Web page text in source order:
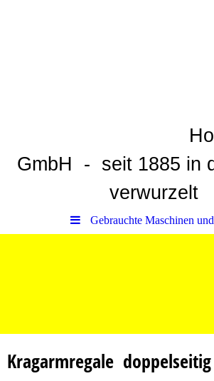
GmbH - seit 1885 in
verwurzelt
Gebrauchte Maschinen
Kragarmregale